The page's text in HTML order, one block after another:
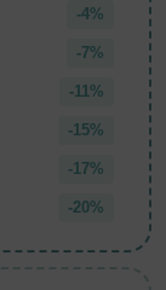
-4%
-7%
-11%
-15%
-17%
-20%